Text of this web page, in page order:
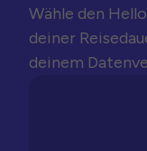
Wähle den
deiner
deinem